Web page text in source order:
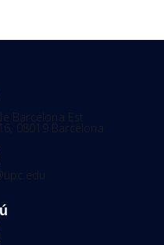
Barcelona Est
08019 Barcelona